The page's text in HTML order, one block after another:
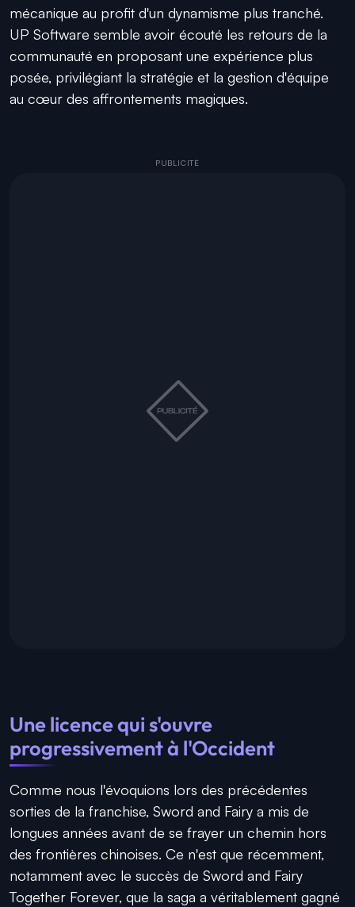
mécanique au profit d'un dynamisme plus tranché.
UP Software semble avoir écouté les retours de la
communauté en proposant une expérience plus
posée, privilégiant la stratégie et la gestion d'équipe
au cœur des affrontements magiques.
Une licence qui s'ouvre
progressivement à l'Occident
Comme nous l'évoquions lors des précédentes
sorties de la franchise, Sword and Fairy a mis de
longues années avant de se frayer un chemin hors
des frontières chinoises. Ce n'est que récemment,
notamment avec le succès de Sword and Fairy
Together Forever, que la saga a véritablement gagné